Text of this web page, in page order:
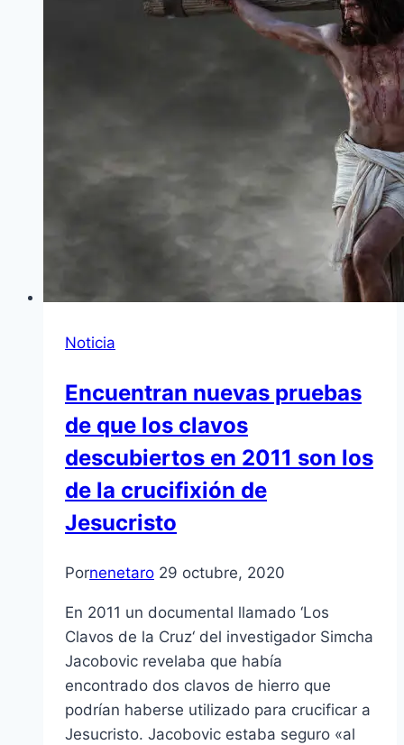
Noticia
Encuentran nuevas pruebas
de que los clavos
descubiertos en 2011 son los
de la crucifixión de
Jesucristo
Pornenetaro 29 octubre, 2020
En 2011 un documental llamado ‘Los
Clavos de la Cruz‘ del investigador Simcha
Jacobovic revelaba que había
encontrado dos clavos de hierro que
podrían haberse utilizado para crucificar a
Jesucristo. Jacobovic estaba seguro «al